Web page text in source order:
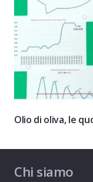
Olio di oliva, le
Chi siamo